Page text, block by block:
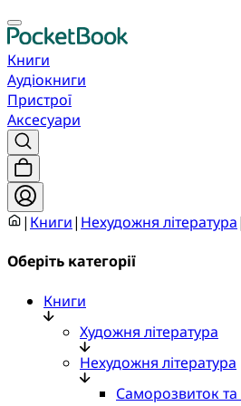
Книги
Аудіокниги
Пристрої
Аксесуари
| Книги| Нехудожня література|
Оберіть категорії
Книги
Художня література
Нехудожня література
Саморозвиток та